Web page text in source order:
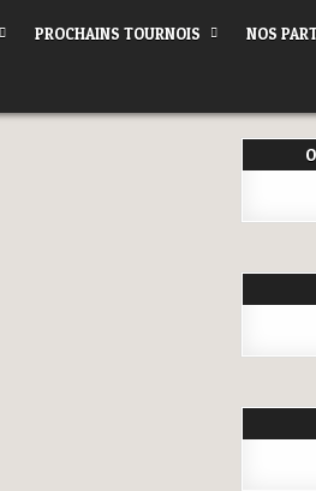
PROCHAINS TOURNOIS NOS